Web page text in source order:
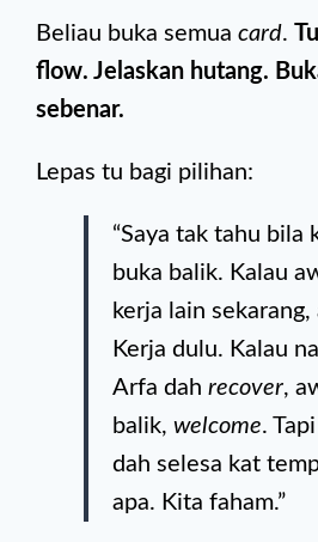
Beliau buka semua card.
flow. Jelaskan hutang.
sebenar.
Lepas tu bagi pilihan:
“Saya tak tahu bila
buka balik. Kalau
kerja lain
Kerja dulu. Kalau
Arfa dah recover,
balik, welcome.
dah selesa kat
apa. Kita faham.”